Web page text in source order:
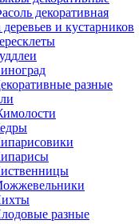
декоративная
и кустарников
разные
разные